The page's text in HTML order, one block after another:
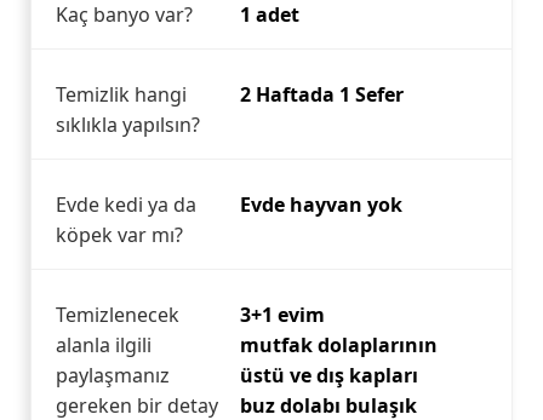
Kaç banyo var? 1 adet
Temizlik hangi
sıklıkla yapılsın?
2 Haftada 1 Sefer
Evde kedi ya da
köpek var mı?
Evde hayvan yok
Temizlenecek
alanla ilgili
paylaşmanız
gereken bir detay
3+1 evim
mutfak dolaplarının
üstü ve dış kapları
buz dolabı bulaşık